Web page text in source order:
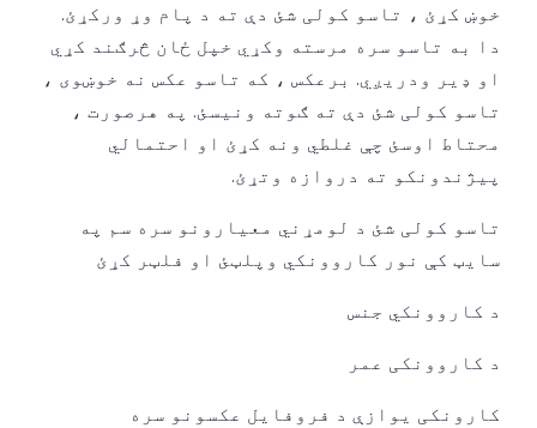
خوښ کړئ ، تاسو کولی شئ دې ته د پام وړ ورکړئ.
دا به تاسو سره مرسته وکړي خپل ځان څرګند کړي
او ډیر ودریږي. برعکس ، که تاسو عکس نه خوښوی ،
تاسو کولی شئ دې ته ګوته ونیسئ. په هرصورت ،
محتاط اوسئ چې غلطي ونه کړئ او احتمالي
پیژندونکو ته دروازه وتړئ.
تاسو کولی شئ د لومړني معیارونو سره سم په
سایټ کې نور کاروونکي وپلټئ او فلټر کړئ
د کاروونکي جنس
د کاروونکی عمر
کارونکی یوازې د فروفایل عکسونو سره